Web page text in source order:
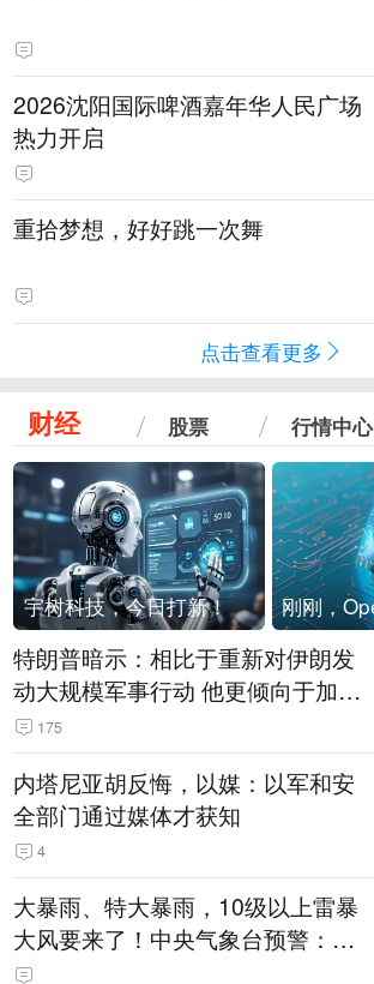
2026沈阳国际啤酒嘉年华人民广场
热力开启
重拾梦想，好好跳一次舞
点击查看更多
财经 股票 行情中心
宇树科技，今日打新！
特朗普暗示：相比于重新对伊朗发
动大规模军事行动 他更倾向于加大
经济施压
175
内塔尼亚胡反悔，以媒：以军和安
全部门通过媒体才获知
4
大暴雨、特大暴雨，10级以上雷暴
大风要来了！中央气象台预警：今
天到明天，浙江、安徽有特大暴雨